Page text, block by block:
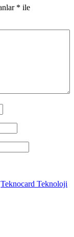
* ile
Teknocard Teknoloji